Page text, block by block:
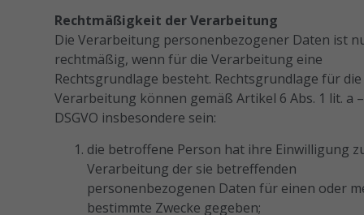
Rechtmäßigkeit der Verarbeitung
Die Verarbeitung personenbezogener Daten ist
rechtmäßig, wenn für die Verarbeitung eine
Rechtsgrundlage besteht. Rechtsgrundlage für die
Verarbeitung können gemäß Artikel 6 Abs. 1 lit. a
DSGVO insbesondere sein:
die betroffene Person hat ihre Einwilligung
Verarbeitung der sie betreffenden
personenbezogenen Daten für einen oder
bestimmte Zwecke gegeben;